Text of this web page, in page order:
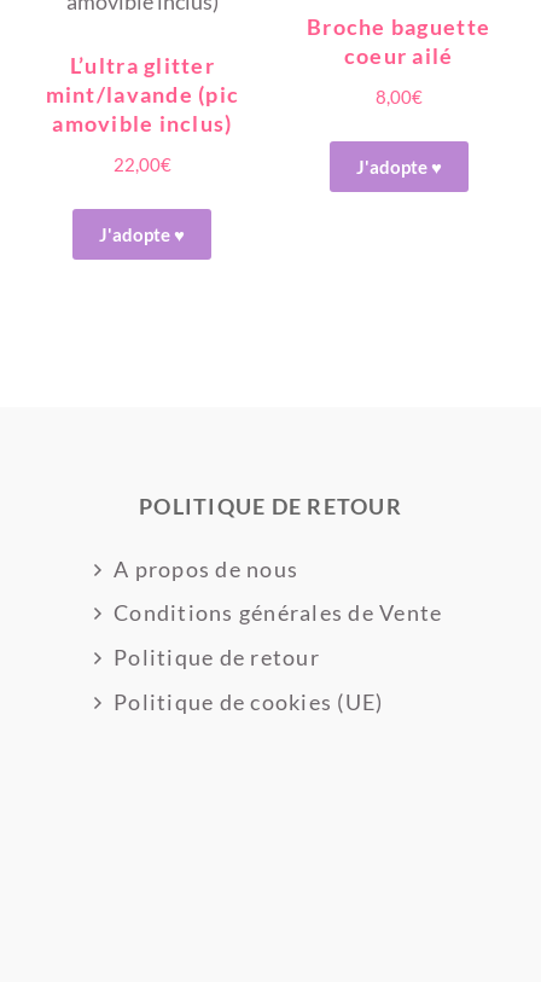
L’ultra glitter
mint/lavande (pic
amovible inclus)
22,00€
J'adopte ♥
Broche baguette
coeur ailé
8,00€
J'adopte ♥
POLITIQUE DE RETOUR
A propos de nous
Conditions générales de Vente
Politique de retour
Politique de cookies (UE)